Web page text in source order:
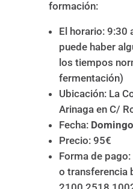
formación:
El horario: 9:30
puede haber
los tiempos
fermentación)
Ubicación: La
Arinaga en C/
Fecha: Domingo
Precio: 95€
Forma de
o transferencia